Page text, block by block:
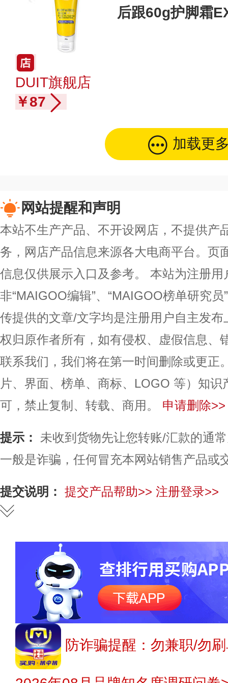
后跟60g护脚霜
DUIT旗舰店
￥87
加载更
网站提醒和声明
本站不生产产品、不开设网店，不提供产
务，网店产品信息来源各大电商平台。页
信息仅供展示入口及参考。
本站为注册用
非“MAIGOO编辑”、“MAIGOO榜单研究
传提供的文章/文字均是注册用户自主发
权归原作者所有，如有侵权、虚假信息、
联系我们，我们将在第一时间删除或更正
片、界面、榜单、商标、LOGO 等）知
可，禁止复制、转载、商用。
申请删除>>
提示：
未收到货物先让您转账/汇款的通
一般是诈骗，任何冒充本网站销售产品或
提交说明： 提交产品帮助>> 注册登录>>
防诈骗提醒：勿兼职/勿